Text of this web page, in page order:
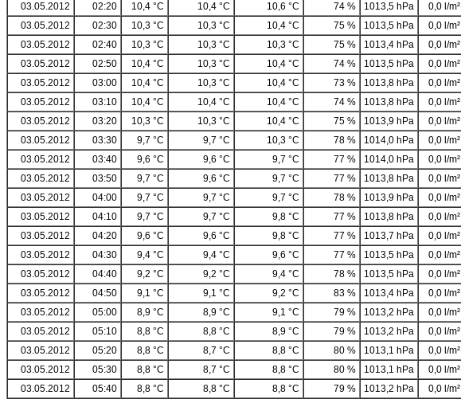
03.05.2012
02:20 10,4 °C 10,4 °C 10,6 °C 74 % 1013,5 hPa 0,0 l/m²
03.05.2012
02:30 10,3 °C 10,3 °C 10,4 °C 75 % 1013,5 hPa 0,0 l/m²
03.05.2012
02:40 10,3 °C 10,3 °C 10,3 °C 75 % 1013,4 hPa 0,0 l/m²
03.05.2012
02:50 10,4 °C 10,3 °C 10,4 °C 74 % 1013,5 hPa 0,0 l/m²
03.05.2012
03:00 10,4 °C 10,3 °C 10,4 °C 73 % 1013,8 hPa 0,0 l/m²
03.05.2012
03:10 10,4 °C 10,4 °C 10,4 °C 74 % 1013,8 hPa 0,0 l/m²
03.05.2012
03:20 10,3 °C 10,3 °C 10,4 °C 75 % 1013,9 hPa 0,0 l/m²
03.05.2012
03:30 9,7 °C 9,7 °C 10,3 °C 78 % 1014,0 hPa 0,0 l/m²
03.05.2012
03:40 9,6 °C 9,6 °C 9,7 °C 77 % 1014,0 hPa 0,0 l/m²
03.05.2012
03:50 9,7 °C 9,6 °C 9,7 °C 77 % 1013,8 hPa 0,0 l/m²
03.05.2012
04:00 9,7 °C 9,7 °C 9,7 °C 78 % 1013,9 hPa 0,0 l/m²
03.05.2012
04:10 9,7 °C 9,7 °C 9,8 °C 77 % 1013,8 hPa 0,0 l/m²
03.05.2012
04:20 9,6 °C 9,6 °C 9,8 °C 77 % 1013,7 hPa 0,0 l/m²
03.05.2012
04:30 9,4 °C 9,4 °C 9,6 °C 77 % 1013,5 hPa 0,0 l/m²
03.05.2012
04:40 9,2 °C 9,2 °C 9,4 °C 78 % 1013,5 hPa 0,0 l/m²
03.05.2012
04:50 9,1 °C 9,1 °C 9,2 °C 83 % 1013,4 hPa 0,0 l/m²
03.05.2012
05:00 8,9 °C 8,9 °C 9,1 °C 79 % 1013,2 hPa 0,0 l/m²
03.05.2012
05:10 8,8 °C 8,8 °C 8,9 °C 79 % 1013,2 hPa 0,0 l/m²
03.05.2012
05:20 8,8 °C 8,7 °C 8,8 °C 80 % 1013,1 hPa 0,0 l/m²
03.05.2012
05:30 8,8 °C 8,7 °C 8,8 °C 80 % 1013,1 hPa 0,0 l/m²
03.05.2012
05:40 8,8 °C 8,8 °C 8,8 °C 79 % 1013,2 hPa 0,0 l/m²